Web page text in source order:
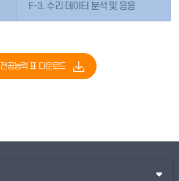
F-3. 수리 데이터 분석 및 응용
전공능력 표 다운로드